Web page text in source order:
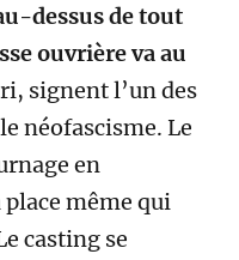
dessus de tout
ouvrière va au
signent l’un des
néofascisme. Le
en
même qui
casting se